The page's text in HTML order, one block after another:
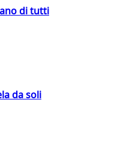
di tutti
da soli